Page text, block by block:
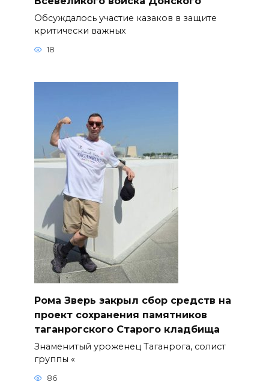
Обсуждалось участие казаков в защите
критически важных
18
Рома Зверь закрыл сбор средств на
проект сохранения памятников
таганрогского Старого кладбища
Знаменитый уроженец Таганрога, солист
группы «
86